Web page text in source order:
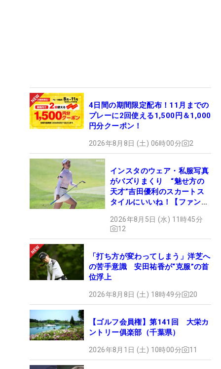
4日間の期間限定配布！11月までの
プレーに2回使える1,500円＆1,000
円分クーポン！
2026年8月8日 (土) 06時00分 2
インスタのウェア・私服写真
がバズりまくり “魅せ方の
天才”吉田優利のスカートス
タイルにいいね！【ファンが
2026年8月5日 (水) 11時45分
12
「打ち方が変わってしまう」洋芝へ
の苦手意識 安田祐香が“克服”の首
位浮上
2026年8月8日 (土) 18時49分 20
【ゴルフ会員権】第141回 大栄カ
ントリー俱楽部（千葉県）
2026年8月1日 (土) 10時00分 11